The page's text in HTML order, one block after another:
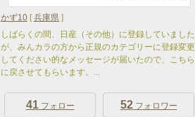
かず10 [兵庫県 ]
しばらくの間、日産（その他）に登録していました
が、みんカラの方から正規のカテゴリーに登録変更
してください的なメッセージが届いたので、こちら
に戻させてもらいます。...
41フォロー 52フォロワー